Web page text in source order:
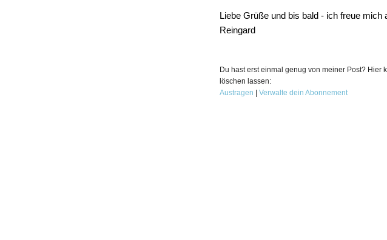
Liebe Grüße und bis bald - ich freue mich
Reingard
Du hast erst einmal genug von meiner Post? Hier
löschen lassen:
Austragen
Verwalte dein Abonnement